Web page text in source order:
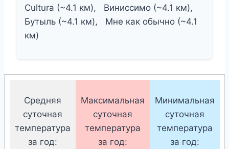
Cultura (~4.1 км),
Виниссимо (~4.1 км),
Бутыль (~4.1 км),
Мне как обычно (~4.1
км)
Средняя
суточная
температура
за год:
Максимальная
суточная
температура
за год:
Минимальная
суточная
температура
за год: